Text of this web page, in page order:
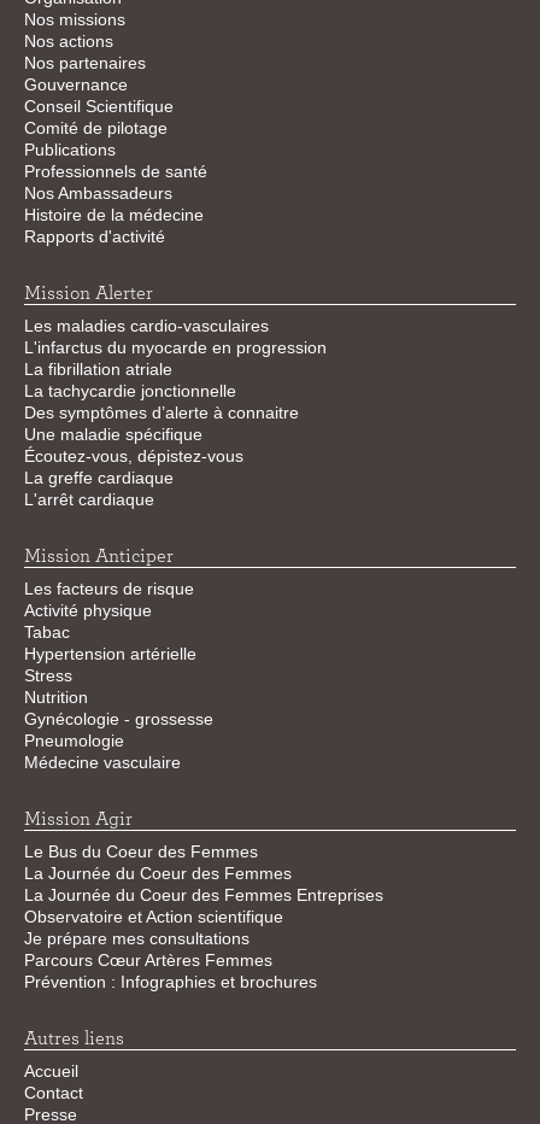
Nos missions
Nos actions
Nos partenaires
Gouvernance
Conseil Scientifique
Comité de pilotage
Publications
Professionnels de santé
Nos Ambassadeurs
Histoire de la médecine
Rapports d'activité
Mission Alerter
Les maladies cardio-vasculaires
L'infarctus du myocarde en progression
La fibrillation atriale
La tachycardie jonctionnelle
Des symptômes d’alerte à connaitre
Une maladie spécifique
Écoutez-vous, dépistez-vous
La greffe cardiaque
L'arrêt cardiaque
Mission Anticiper
Les facteurs de risque
Activité physique
Tabac
Hypertension artérielle
Stress
Nutrition
Gynécologie - grossesse
Pneumologie
Médecine vasculaire
Mission Agir
Le Bus du Coeur des Femmes
La Journée du Coeur des Femmes
La Journée du Coeur des Femmes Entreprises
Observatoire et Action scientifique
Je prépare mes consultations
Parcours Cœur Artères Femmes
Prévention : Infographies et brochures
Autres liens
Accueil
Contact
Presse